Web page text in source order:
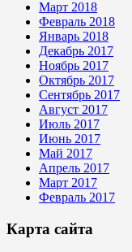
Март 2018
Февраль 2018
Январь 2018
Декабрь 2017
Ноябрь 2017
Октябрь 2017
Сентябрь 2017
Август 2017
Июль 2017
Июнь 2017
Май 2017
Апрель 2017
Март 2017
Февраль 2017
Карта сайта